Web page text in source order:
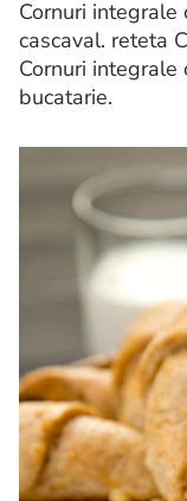
Cornuri integrale
cascaval. reteta
Cornuri integrale
bucatarie.